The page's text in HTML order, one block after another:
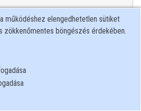
működéshez elengedhetetlen sütiket
zökkenőmentes böngészés érdekében.